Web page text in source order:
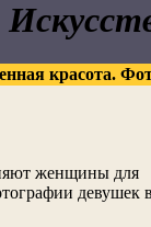
красота.
женщины для
девушек